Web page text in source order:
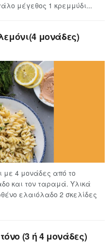
μέγεθος 1 κρεμμύδι...
μονάδες)
με 4 μονάδες από το
και τον ταραμά. Υλικά
ελαιόλαδο 2 σκελίδες
(3 ή 4 μονάδες)